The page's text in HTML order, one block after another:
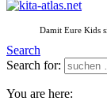
Damit Eure Kids
Search
Search for:
You are here: